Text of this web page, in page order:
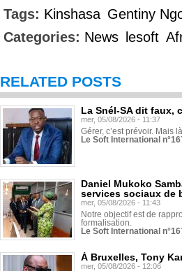
Tags: Kinshasa Gentiny
Categories: News lesoft
RELATED POSTS
La Snél-SA dit faux,
mer, 05/08/2026 - 11:37
Gérer, c’est prévoir. Mais
Le Soft International
Daniel Mukoko
services sociaux de
mer, 05/08/2026 - 11:43
Notre objectif est de
formalisation.
Le Soft International
À Bruxelles, Tony
mer, 05/08/2026 - 12:06